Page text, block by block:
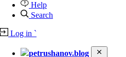
Help
Search
Log in `
petrushanov.blog